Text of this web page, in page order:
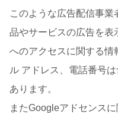
このような広告配信事
品やサービスの広告を表
へのアクセスに関する情
ル アドレス、電話番号
あります。
またGoogleアドセンス